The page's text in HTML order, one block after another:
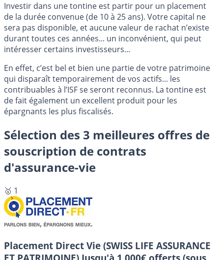
Investir dans une tontine est partir pour un placement
de la durée convenue (de 10 à 25 ans). Votre capital ne
sera pas disponible, et aucune valeur de rachat n’existe
durant toutes ces années... un inconvénient, qui peut
intéresser certains investisseurs...
En effet, c’est bel et bien une partie de votre patrimoine
qui disparaît temporairement de vos actifs... les
contribuables à l’ISF se seront reconnus. La tontine est
de fait également un excellent produit pour les
épargnants les plus fiscalisés.
Sélection des 3 meilleures offres de
souscription de contrats
d'assurance-vie
🥇 1
Placement Direct Vie (SWISS LIFE ASSURANCE